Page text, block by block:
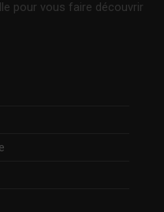
pour vous faire découvrir